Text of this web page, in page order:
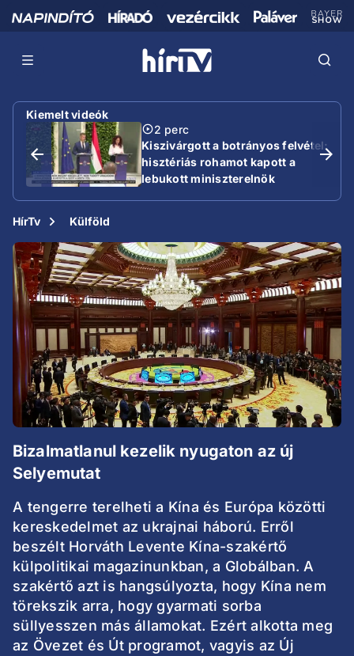
Kiemelt videók
2 perc
Kiszivárgott a botrányos felvétel:
hisztériás rohamot kapott a
lebukott miniszterelnök
HírTv Külföld
Bizalmatlanul kezelik nyugaton az új
Selyemutat
A tengerre terelheti a Kína és Európa közötti
kereskedelmet az ukrajnai háború. Erről
beszélt Horváth Levente Kína-szakértő
külpolitikai magazinunkban, a Globálban. A
szakértő azt is hangsúlyozta, hogy Kína nem
törekszik arra, hogy gyarmati sorba
süllyesszen más államokat. Ezért alkotta meg
az Övezet és Út programot, vagyis az Új